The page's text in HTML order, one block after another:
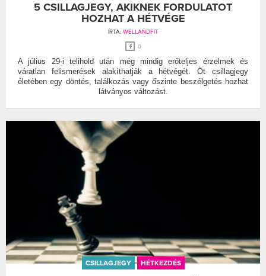
5 CSILLAGJEGY, AKIKNEK FORDULATOT
HOZHAT A HÉTVÉGE
ÍRTA: WELLANDFIT
0
A július 29-i telihold után még mindig erőteljes érzelmek és
váratlan felismerések alakíthatják a hétvégét. Öt csillagjegy
életében egy döntés, találkozás vagy őszinte beszélgetés hozhat
látványos változást.
CSILLAGJEGY HÉTKEZDÉS